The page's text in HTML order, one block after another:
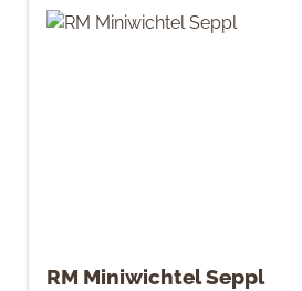
RM Miniwichtel Seppl